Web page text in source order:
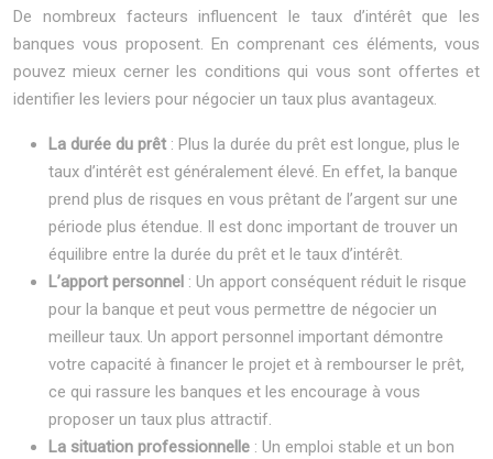
De nombreux facteurs influencent le taux d’intérêt que les
banques vous proposent. En comprenant ces éléments, vous
pouvez mieux cerner les conditions qui vous sont offertes et
identifier les leviers pour négocier un taux plus avantageux.
La durée du prêt : Plus la durée du prêt est longue, plus le
taux d’intérêt est généralement élevé. En effet, la banque
prend plus de risques en vous prêtant de l’argent sur une
période plus étendue. Il est donc important de trouver un
équilibre entre la durée du prêt et le taux d’intérêt.
L’apport personnel : Un apport conséquent réduit le risque
pour la banque et peut vous permettre de négocier un
meilleur taux. Un apport personnel important démontre
votre capacité à financer le projet et à rembourser le prêt,
ce qui rassure les banques et les encourage à vous
proposer un taux plus attractif.
La situation professionnelle : Un emploi stable et un bon